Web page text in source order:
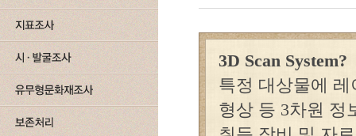
3D Scan System?
특정 대상물에
형상 등 3차원 정